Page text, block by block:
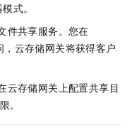
式。
件共享服务。您在
云存储网关将获得客户
云存储网关上配置共享目
。